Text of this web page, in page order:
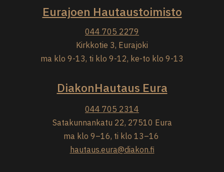
Eurajoen Hautaustoimisto
044 705 2279
Kirkkotie 3, Eurajoki
ma klo 9-13, ti klo 9-12, ke-to klo 9-13
DiakonHautaus Eura
044 705 2314
Satakunnankatu 22, 27510 Eura
ma klo 9–16, ti klo 13–16
hautaus.eura@diakon.fi